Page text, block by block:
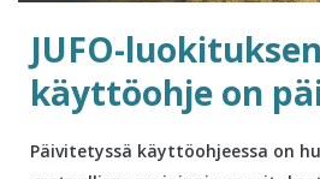
JUFO-luokituksen
käyttöohje on
Päivitetyssä käyttöohjeessa on